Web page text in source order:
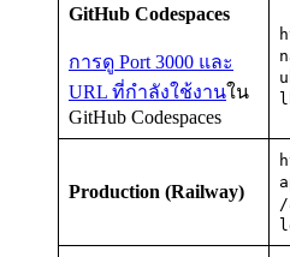
GitHub Codespaces
การดู Port 3000 และ
URL ที่กำลังใช้งานใน
GitHub Codespaces
Production (Railway)
/